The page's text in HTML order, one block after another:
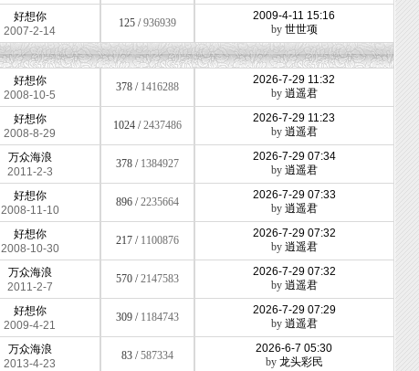
好想你
2007-2-14
125 /936939
2009-4-11 15:16
by 世世项
好想你
2008-10-5
378 / 1416288
2026-7-29 11:32
by 逍遥君
好想你
2008-8-29
1024 /2437486
2026-7-29 11:23
by 逍遥君
万众海浪
2011-2-3
378 / 1384927
2026-7-29 07:34
by 逍遥君
好想你
2008-11-10
896 /2235664
2026-7-29 07:33
by 逍遥君
好想你
2008-10-30
217 / 1100876
2026-7-29 07:32
by 逍遥君
万众海浪
2011-2-7
570 /2147583
2026-7-29 07:32
by 逍遥君
好想你
2009-4-21
309 / 1184743
2026-7-29 07:29
by 逍遥君
万众海浪
2013-4-23
83 /587334
2026-6-7 05:30
by 龙头彩民